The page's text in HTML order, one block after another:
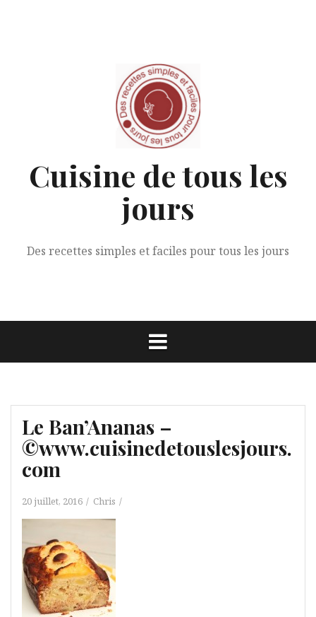
Cuisine de tous les
jours
Des recettes simples et faciles pour tous les jours
Le Ban’Ananas –
©www.cuisinedetouslesjours.
com
20 juillet, 2016 Chris